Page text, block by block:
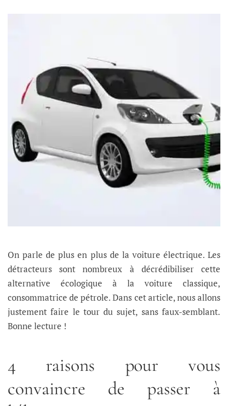
On parle de plus en plus de la voiture électrique. Les
détracteurs sont nombreux à décrédibiliser cette
alternative écologique à la voiture classique,
consommatrice de pétrole. Dans cet article, nous allons
justement faire le tour du sujet, sans faux-semblant.
Bonne lecture !
4 raisons pour vous
convaincre de passer à